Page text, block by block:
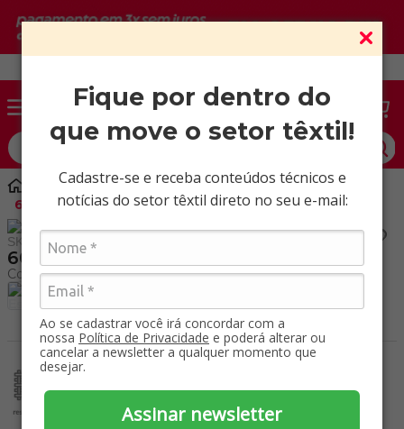
Fique por dentro do
que move o setor têxtil!
Cadastre-se e receba conteúdos técnicos e
notícias do setor têxtil direto no seu e-mail:
Ao se cadastrar você irá concordar com a
nossa Política de Privacidade e poderá alterar ou
cancelar a newsletter a qualquer momento que
desejar.
Assinar newsletter
O que você procura?
Marroquinaria
Poliéster
600 PVC Print / Mt
SKU 50202000
600 PVC Print / Mt
Tecido reforçado
com revestimentos
para maior
durabilidade
Alta resistência